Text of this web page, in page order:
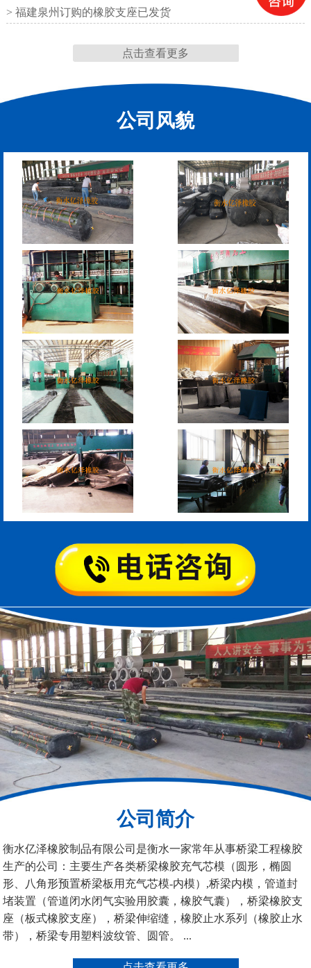
缝
缝
RG型桥梁伸缩缝
D40、60、80型桥梁伸
缩缝
模数式160、240、320伸
缩缝
SF梳型伸缩缝
L型桥梁伸缩缝 Z型桥梁伸缩缝
板式橡胶伸缩缝 C型桥梁伸缩缝
200*25米圆形桥梁气囊 390*14米的圆形充气芯
模
> 福建泉州订购的橡胶支座已发货
点击查看更多
公司风貌
公司简介
衡水亿泽橡胶制品有限公司是衡水一家常年从事桥梁工程橡胶
生产的公司：主要生产各类桥梁橡胶充气芯模（圆形，椭圆
形、八角形预置桥梁板用充气芯模-内模）,桥梁内模，管道封
堵装置（管道闭水闭气实验用胶囊，橡胶气囊），桥梁橡胶支
座（板式橡胶支座），桥梁伸缩缝，橡胶止水系列（橡胶止水
带），桥梁专用塑料波纹管、圆管。 ...